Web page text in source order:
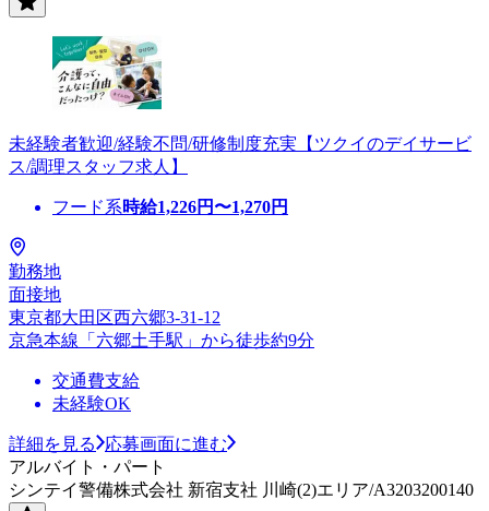
未経験者歓迎/経験不問/研修制度充実【ツクイのデイサービ
ス/調理スタッフ求人】
フード系時給1,226円〜1,270円
勤務地
面接地
東京都大田区西六郷3-31-12
京急本線「六郷土手駅」から徒歩約9分
交通費支給
未経験OK
詳細を見る
応募画面に進む
アルバイト・パート
シンテイ警備株式会社 新宿支社 川崎(2)エリア/A3203200140